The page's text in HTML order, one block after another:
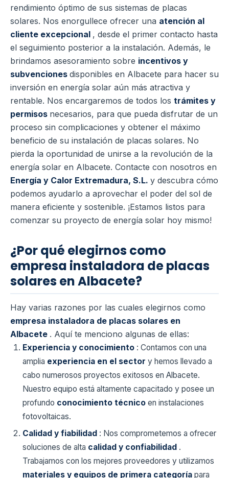
rendimiento óptimo de sus sistemas de placas
solares. Nos enorgullece ofrecer una atención al
cliente excepcional , desde el primer contacto hasta
el seguimiento posterior a la instalación. Además, le
brindamos asesoramiento sobre incentivos y
subvenciones disponibles en Albacete para hacer su
inversión en energía solar aún más atractiva y
rentable. Nos encargaremos de todos los trámites y
permisos necesarios, para que pueda disfrutar de un
proceso sin complicaciones y obtener el máximo
beneficio de su instalación de placas solares. No
pierda la oportunidad de unirse a la revolución de la
energía solar en Albacete. Contacte con nosotros en
Energía y Calor Extremadura, S.L. y descubra cómo
podemos ayudarlo a aprovechar el poder del sol de
manera eficiente y sostenible. ¡Estamos listos para
comenzar su proyecto de energía solar hoy mismo!
¿Por qué elegirnos como
empresa instaladora de placas
solares en Albacete?
Hay varias razones por las cuales elegirnos como
empresa instaladora de placas solares en
Albacete . Aquí te menciono algunas de ellas:
Experiencia y conocimiento : Contamos con una
amplia experiencia en el sector y hemos llevado a
cabo numerosos proyectos exitosos en Albacete.
Nuestro equipo está altamente capacitado y posee un
profundo conocimiento técnico en instalaciones
fotovoltaicas.
Calidad y fiabilidad : Nos comprometemos a ofrecer
soluciones de alta calidad y confiabilidad .
Trabajamos con los mejores proveedores y utilizamos
materiales y equipos de primera categoría para